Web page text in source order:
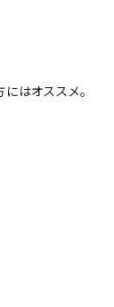
はオススメ。